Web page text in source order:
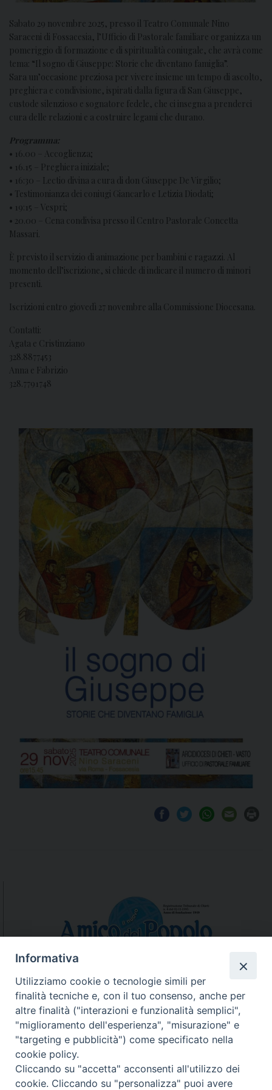
Sabato 29 novembre 2025, presso il Teatro Comunale Nino
Saraceni di Fossacesia, l’Ufficio di Pastorale familiare organizza un
pomeriggio di formazione e di spiritualità coniugale, che avrà come
tema: “Il sogno di Giuseppe: Storie che diventano famiglia”.
Sara un’occasione preziosa per vivere insieme un tempo di ascolto,
preghiera e condivisione, ispirati dalla figura di San Giuseppe,
custode silenzioso e sognatore fedele, che ci insegna a prenderci
cura delle relazioni e a costruire legami che durano.
Programma:
•⁠ ⁠16.00 – Accoglienza;
•⁠ ⁠16.15 – Preghiera iniziale;
•⁠ ⁠16:30 – Lectio divina a cura di don Giuseppe De Virgilio;
•⁠ ⁠Testimonianza dei coniugi Giancarlo e Letizia Diodati;
•⁠ ⁠19:15 – Vespri;
•⁠ ⁠⁠20.00 – Cena condivisa presso il Centro Pastorale Concetta
Massari.
È previsto il servizio di animazione per bambini e ragazzi. Al
momento dell’iscrizione, si chiede di indicare il numero di minori
presenti.
Iscrizioni entro giovedì 27 novembre alla Commissione Diocesana.
Contatti:
Agata e Cristinziano
328.8877453
Anna e Fabrizio
328.7791748
N.7/8 LUGLIO AGOSTO
N. 6 GIUGNO 2026
N°5 MAGGIO 2026
N° 4 APRILE 2026
Informativa
Utilizziamo cookie o tecnologie simili per
finalità tecniche e, con il tuo consenso, anche per
altre finalità ("interazioni e funzionalità semplici",
"miglioramento dell'esperienza", "misurazione" e
"targeting e pubblicità") come specificato nella
cookie policy.
Cliccando su "accetta" acconsenti all'utilizzo dei
cookie. Cliccando su "personalizza" puoi avere